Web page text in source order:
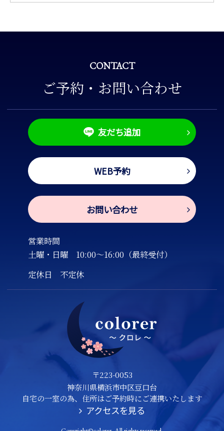
CONTACT
ご予約・お問い合わせ
友だち追加
WEB予約
お問い合わせ
営業時間
土曜・日曜
10:00～16:00（最終受付）
定休日 不定休
〒223-0053
神奈川県横浜市中区豆口台
自宅の一室の為、住所はご予約時にご連携いたします
アクセスを見る